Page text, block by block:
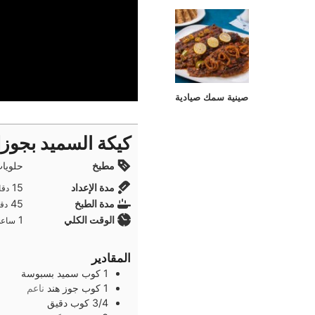
صينية سمك صيادية
كيكة السميد
مطبخ
مدة الإعداد
15
مدة الطبخ 45
الوقت الكلي 1
المقادير
1 كوب سميد بسبوسة
1 كوب جوز هند ناعم
3/4 كوب دقيق